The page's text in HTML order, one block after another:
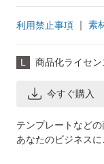
利用禁止事項 ｜ 素
L 商品化ライセン
今すぐ購入
テンプレートなど
あなたのビジネスに